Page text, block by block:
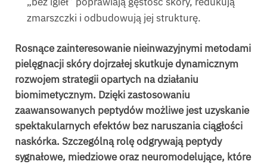
zmarszczki i odbudowują jej strukturę.
Rosnące zainteresowanie nieinwazyjnymi metodami
pielęgnacji skóry dojrzałej skutkuje dynamicznym
rozwojem strategii opartych na działaniu
biomimetycznym. Dzięki zastosowaniu
zaawansowanych peptydów możliwe jest uzyskanie
spektakularnych efektów bez naruszania ciągłości
naskórka. Szczególną rolę odgrywają peptydy
sygnałowe, miedziowe oraz neuromodelujące, które